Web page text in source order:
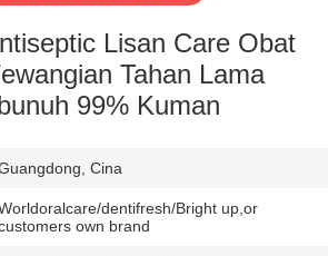
Lisan Care Obat
Tahan Lama
99% Kuman
Cina
dentifresh/Bright up,or
own brand